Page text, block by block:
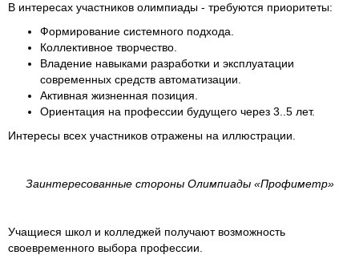
В интересах участников олимпиады - требуются приоритеты:
Формирование системного подхода.
Коллективное творчество.
Владение навыками разработки и эксплуатации
современных средств автоматизации.
Активная жизненная позиция.
Ориентация на профессии будущего через 3..5 лет.
Интересы всех участников отражены на иллюстрации.
Заинтересованные стороны Олимпиады «Профиметр»
Учащиеся школ и колледжей получают возможность
своевременного выбора профессии.